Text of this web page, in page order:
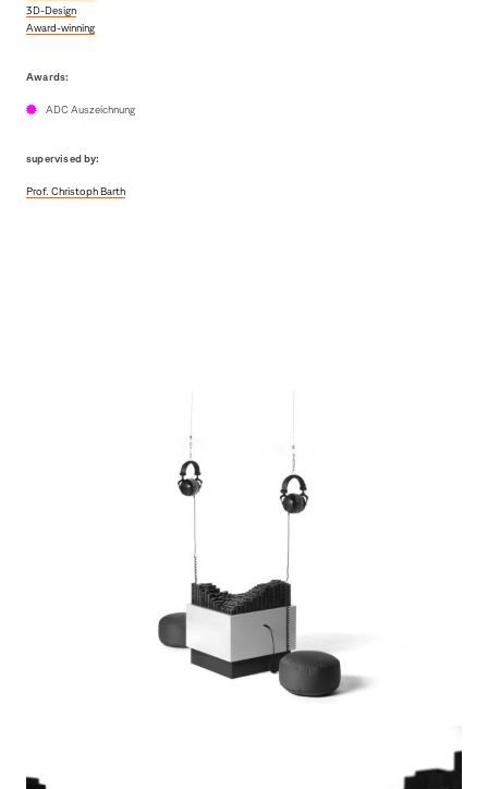
3D-Design
Award-winning
Awards:
ADC Auszeichnung
supervised by:
Prof. Christoph Barth